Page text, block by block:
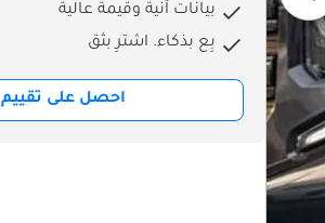
بيانات آنية وقيمة عالية
بِع بذكاء. اشترِ بثق
احصل على تقييم